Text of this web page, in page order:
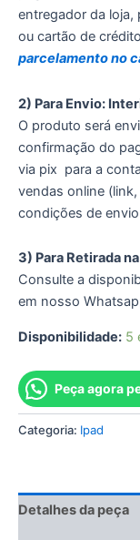
entregador da loja,
ou cartão de
parcelamento no
2) Para Envio:
O produto será
confirmação do
via pix para a
vendas online
condições de
3) Para Retirada
Consulte a
em nosso
Disponibilidade: 5
Peça agora
Categoria: Ipad
Detalhes da peça